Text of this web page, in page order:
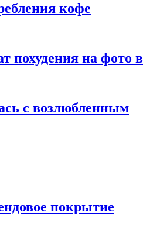
кофе
похудения на фото
с возлюбленным
покрытие